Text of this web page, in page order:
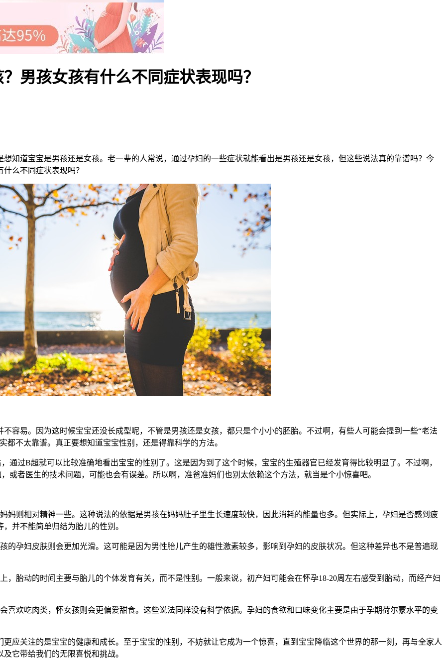
男孩女孩有什么不同症状表现吗？
道宝宝是男孩还是女孩。老一辈的人常说，通过孕妇的一些症状就能看出是男孩还是女孩，但这些说法真的靠谱吗？今
么不同症状表现吗？
易。因为这时候宝宝还没长成型呢，不管是男孩还是女孩，都只是个小小的胚胎。不过啊，有些人可能会提到一些“老法
不太靠谱。真正要想知道宝宝性别，还是得靠科学的方法。
B超就可以比较准确地看出宝宝的性别了。这是因为到了这个时候，宝宝的生殖器官已经发育得比较明显了。不过啊，
或者医生的技术问题，可能也会有误差。所以啊，准爸准妈们也别太依赖这个方法，就当是个小惊喜吧。
相对精神一些。这种说法的依据是男孩在妈妈肚子里生长速度较快，因此消耗的能量也多。但实际上，孕妇是否感到疲
并不能简单归结为胎儿的性别。
妇皮肤则会更加光滑。这可能是因为男性胎儿产生的雄性激素较多，影响到孕妇的皮肤状况。但这种差异也不是普遍现
动的时间主要与胎儿的个体发育有关，而不是性别。一般来说，初产妇可能会在怀孕18-20周左右感受到胎动，而经产妇
吃肉类，怀女孩则会更偏爱甜食。这些说法同样没有科学依据。孕妇的食欲和口味变化主要是由于孕期荷尔蒙水平的变
关注的是宝宝的健康和成长。至于宝宝的性别，不妨就让它成为一个惊喜，直到宝宝降临这个世界的那一刻，再与全家人
它带给我们的无限喜悦和挑战。